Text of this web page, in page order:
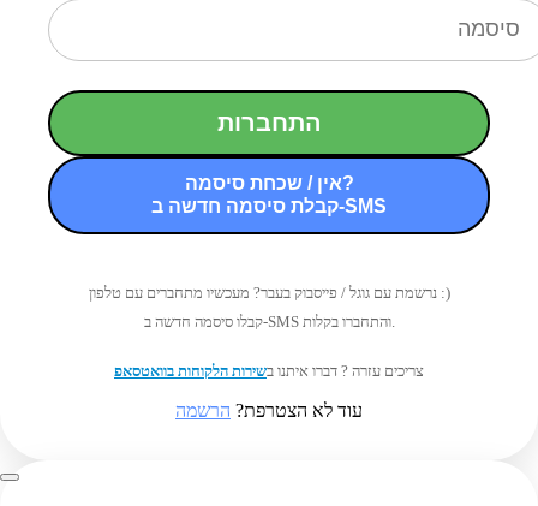
התחברות
אין / שכחת סיסמה?
קבלת סיסמה חדשה ב-SMS
נרשמת עם גוגל / פייסבוק בעבר? מעכשיו מתחברים עם טלפון :)
קבלו סיסמה חדשה ב-SMS והתחברו בקלות.
צריכים עזרה ? דברו איתנו בשירות הלקוחות בוואטסאפ
עוד לא הצטרפת? הרשמה